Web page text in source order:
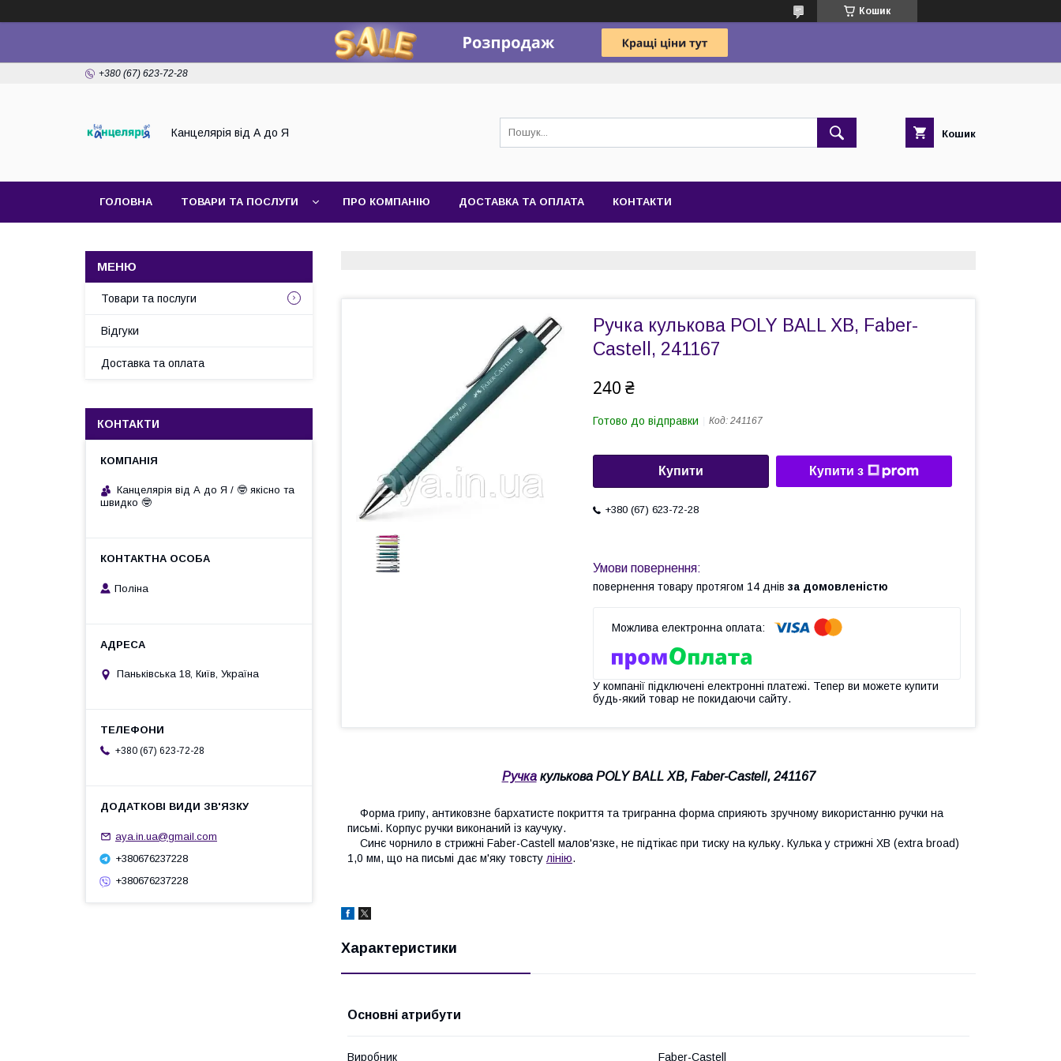
Кошик
+380 (67) 623-72-28
Канцелярія від А до Я Кошик
ГОЛОВНА ТОВАРИ ТА ПОСЛУГИ ПРО КОМПАНІЮ ДОСТАВКА ТА ОПЛАТА КОНТАКТИ
Ручка кулькова POLY BALL ХВ, Faber-
Castell, 241167
240 ₴
Готово до відправки Код: 241167
Купити Купити з
+380 (67) 623-72-28
повернення товару протягом 14 днів за домовленістю
У компанії підключені електронні платежі. Тепер ви можете купити
будь-який товар не покидаючи сайту.
Ручкакулькова POLY BALL ХВ, Faber-Castell, 241167
Форма грипу, антиковзне бархатисте покриття та тригранна форма сприяють зручному використанню ручки на
письмі. Корпус ручки виконаний із каучуку.
Синє чорнило в стрижні Faber-Castell малов'язке, не підтікає при тиску на кульку. Кулька у стрижні XB (extra broad)
1,0 мм, що на письмі дає м'яку товсту лінію.
Характеристики
Основні атрибути
Виробник Faber-Castell
Товари та послуги
Відгуки
Доставка та оплата
КОНТАКТИ
Канцелярія від А до Я / 🤓 якісно та
швидко 🤓
Поліна
Паньківська 18, Київ, Україна
+380 (67) 623-72-28
aya.in.ua@gmail.com
+380676237228
+380676237228